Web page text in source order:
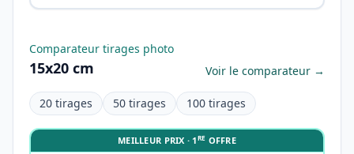
Comparateur tirages photo
15x20 cm Voir le comparateur →
20 tirages 50 tirages 100 tirages
MEILLEUR PRIX · 1RE OFFRE